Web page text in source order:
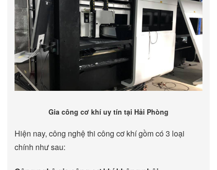
Gia công cơ khí uy tín tại Hải Phòng
Hiện nay, công nghệ thi công cơ khí gồm có 3 loại
chính như sau: